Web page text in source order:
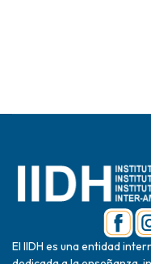
El IIDH es una entidad